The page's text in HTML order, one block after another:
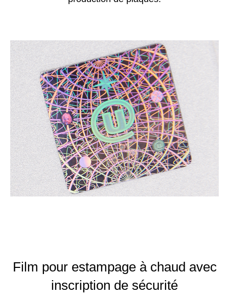
Film pour estampage à chaud avec
inscription de sécurité